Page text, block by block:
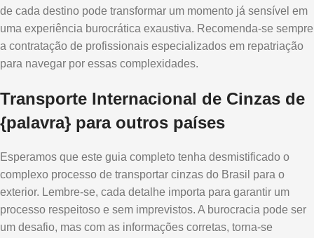
de cada destino pode transformar um momento já sensível em
uma experiência burocrática exaustiva. Recomenda-se sempre
a contratação de profissionais especializados em repatriação
para navegar por essas complexidades.
Transporte Internacional de Cinzas de
{palavra} para outros países
Esperamos que este guia completo tenha desmistificado o
complexo processo de transportar cinzas do Brasil para o
exterior. Lembre-se, cada detalhe importa para garantir um
processo respeitoso e sem imprevistos. A burocracia pode ser
um desafio, mas com as informações corretas, torna-se